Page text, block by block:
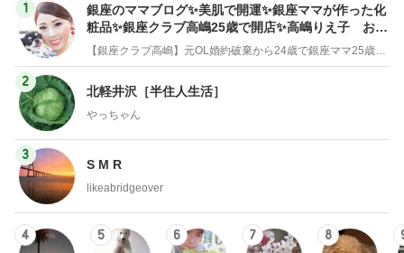
1
銀座のママブログ✨美肌で開運✨銀座ママが作った化
粧品✨銀座クラブ高嶋25歳で開店✨高嶋りえ子 お着
物でエルメス バーキン コーデ
2
北軽井沢［半住人生活］
やっちゃん
3
S M R
likeabridgeover
4 5 6 7 8